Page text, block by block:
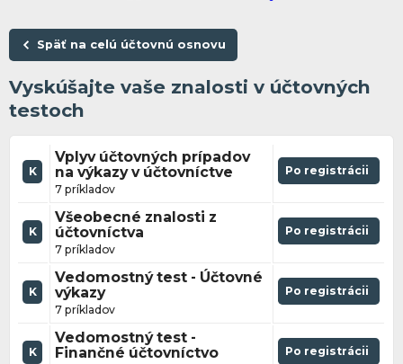
Späť na celú účtovnú osnovu
Vyskúšajte vaše znalosti v účtovných
testoch
K
Vplyv účtovných prípadov
na výkazy v účtovníctve
7 príkladov
Po registrácii
K
Všeobecné znalosti z
účtovníctva
7 príkladov
Po registrácii
K
Vedomostný test - Účtovné
výkazy
7 príkladov
Po registrácii
K
Vedomostný test -
Finančné účtovníctvo
Po registrácii